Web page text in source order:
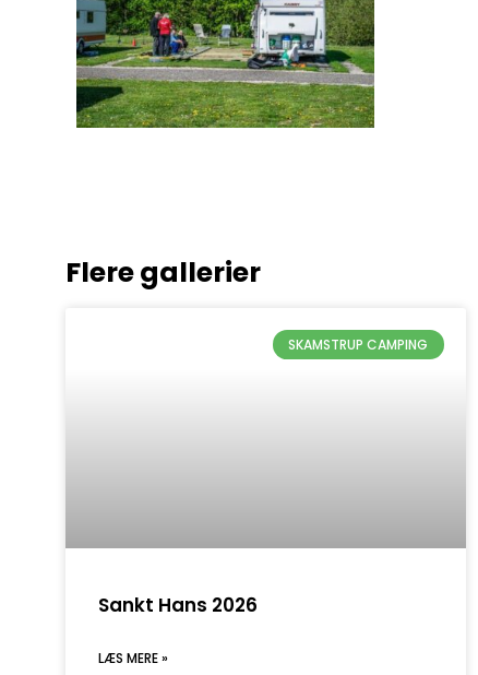
Flere gallerier
SKAMSTRUP CAMPING
Sankt Hans 2026
LÆS MERE »